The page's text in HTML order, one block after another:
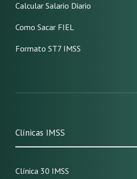
Calcular Salario Diario
Como Sacar FIEL
Formato ST7 IMSS
Clínicas IMSS
Clínica 30 IMSS